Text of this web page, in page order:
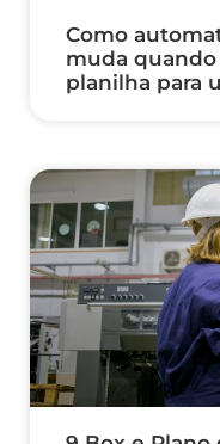
Como
muda
planilha para